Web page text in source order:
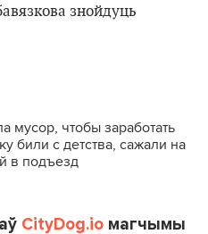
знойдуць
мусор, чтобы заработать
били с детства, сажали на
в подъезд
CityDog.io магчымы